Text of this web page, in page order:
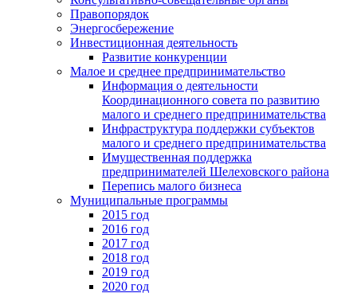
Правопорядок
Энергосбережение
Инвестиционная деятельность
Развитие конкуренции
Малое и среднее предпринимательство
Информация о деятельности
Координационного совета по развитию
малого и среднего предпринимательства
Инфраструктура поддержки субъектов
малого и среднего предпринимательства
Имущественная поддержка
предпринимателей Шелеховского района
Перепись малого бизнеса
Муниципальные программы
2015 год
2016 год
2017 год
2018 год
2019 год
2020 год